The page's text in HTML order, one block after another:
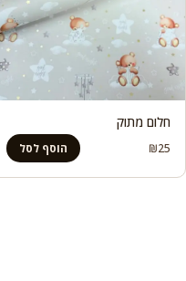
חלום מתוק
₪25 הוסף לסל